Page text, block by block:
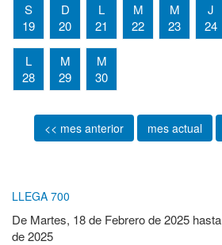
S
19
D
20
L
21
M
22
M
23
J
24
L
28
M
29
M
30
<< mes anterior mes actual
LLEGA 700
De Martes, 18 de Febrero de 2025 hasta
de 2025